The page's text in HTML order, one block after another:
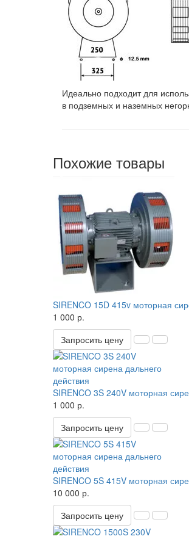
Идеально подходит для
в подземных и наземных
Похожие товары
SIRENCO 15D 415v моторная
1 000 р.
Запросить цену
SIRENCO 3S 240V моторная
1 000 р.
Запросить цену
SIRENCO 5S 415V моторная
10 000 р.
Запросить цену